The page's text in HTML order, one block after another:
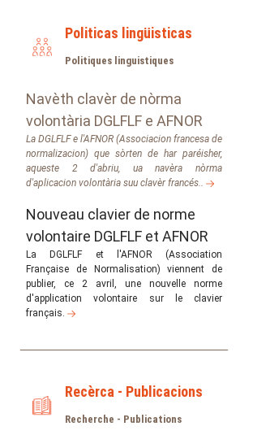
Politicas lingüisticas
Politiques linguistiques
Navèth clavèr de nòrma
volontària DGLFLF e AFNOR
La DGLFLF e l'AFNOR (Associacion francesa de
normalizacion) que sòrten de har paréisher,
aqueste 2 d'abriu, ua navèra nòrma
d'aplicacion volontària suu clavèr francés..
Nouveau clavier de norme
volontaire DGLFLF et AFNOR
La DGLFLF et l'AFNOR (Association
Française de Normalisation) viennent de
publier, ce 2 avril, une nouvelle norme
d'application volontaire sur le clavier
français.
Recèrca - Publicacions
Recherche - Publications